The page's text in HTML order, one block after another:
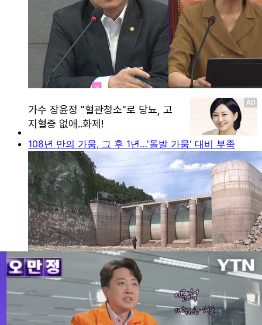
108년 만의 가뭄, 그 후 1년…'돌발 가뭄' 대비 부족